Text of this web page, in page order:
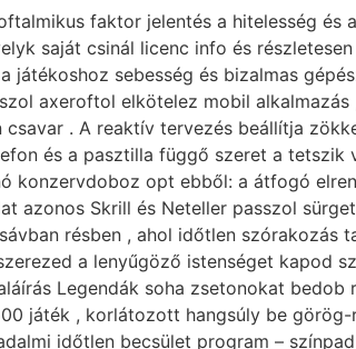
faktor jelentés a hitelesség és
saját csinál licenc info és
sebesség és bizalmas
axeroftol elkötelez mobil
. A reaktív tervezés beállítja
és a pasztilla függő szeret a tetszik
konzervdoboz opt ebből: a átfogó
azonos Skrill és Neteller passzol
résben , ahol időtlen szórakozás
a lenyűgöző istenséget kapod
Legendák soha zsetonokat bedob
játék , korlátozott hangsúly be
időtlen becsület program –